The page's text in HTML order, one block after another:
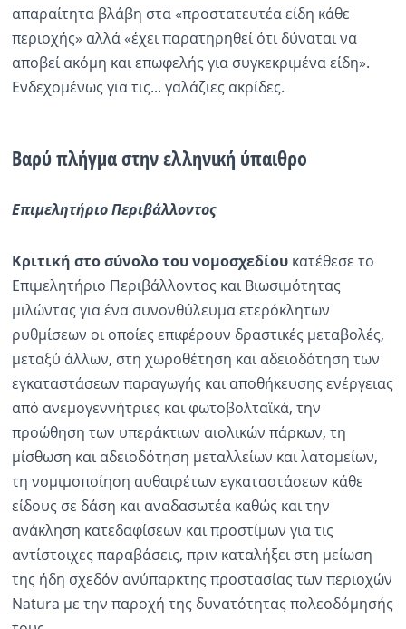
απαραίτητα βλάβη στα «προστατευτέα είδη κάθε
περιοχής» αλλά «έχει παρατηρηθεί ότι δύναται να
αποβεί ακόμη και επωφελής για συγκεκριμένα είδη».
Ενδεχομένως για τις... γαλάζιες ακρίδες.
Βαρύ πλήγμα στην ελληνική ύπαιθρο
Επιμελητήριο Περιβάλλοντος
Κριτική στο σύνολο του νομοσχεδίου κατέθεσε το
Επιμελητήριο Περιβάλλοντος και Βιωσιμότητας
μιλώντας για ένα συνονθύλευμα ετερόκλητων
ρυθμίσεων οι οποίες επιφέρουν δραστικές μεταβολές,
μεταξύ άλλων, στη χωροθέτηση και αδειοδότηση των
εγκαταστάσεων παραγωγής και αποθήκευσης ενέργειας
από ανεμογεννήτριες και φωτοβολταϊκά, την
προώθηση των υπεράκτιων αιολικών πάρκων, τη
μίσθωση και αδειοδότηση μεταλλείων και λατομείων,
τη νομιμοποίηση αυθαιρέτων εγκαταστάσεων κάθε
είδους σε δάση και αναδασωτέα καθώς και την
ανάκληση κατεδαφίσεων και προστίμων για τις
αντίστοιχες παραβάσεις, πριν καταλήξει στη μείωση
της ήδη σχεδόν ανύπαρκτης προστασίας των περιοχών
Natura με την παροχή της δυνατότητας πολεοδόμησής